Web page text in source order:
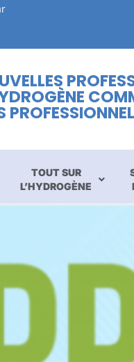
TOUT SUR
L’HYDROGÈNE